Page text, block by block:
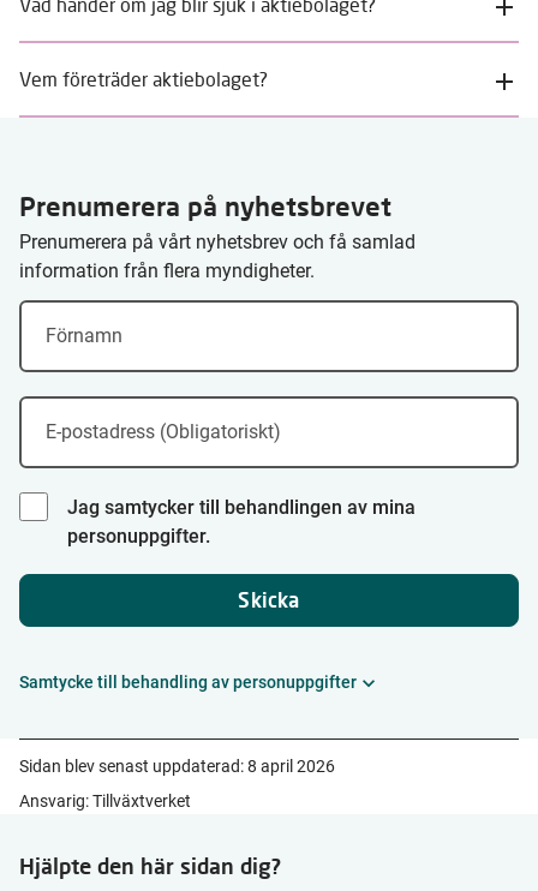
Vem företräder aktiebolaget?
Prenumerera på nyhetsbrevet
Prenumerera på vårt nyhetsbrev och få samlad
information från flera myndigheter.
Förnamn
E-postadress (Obligatoriskt)
Jag samtycker till behandlingen av mina
personuppgifter.
Skicka
Samtycke till behandling av personuppgifter
Sidan blev senast uppdaterad:8 april 2026
Ansvarig: Tillväxtverket
Hjälpte den här sidan dig?